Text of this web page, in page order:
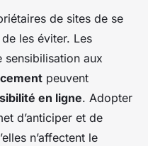
de sites de se
les éviter. Les
sensibilisation aux
peuvent
en ligne. Adopter
d’anticiper et de
n’affectent le